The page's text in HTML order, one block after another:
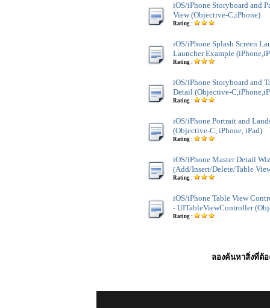
iOS/iPhone Storyboard and
View (Objective-C,iPhone)
Rating :
iOS/iPhone Splash Screen
Launcher Example
Rating :
iOS/iPhone Storyboard and
Detail (Objective-
Rating :
iOS/iPhone Portrait and
(Objective-C, iPhone, iPad)
Rating :
iOS/iPhone Master Detail
(Add/Insert/Delete/Table
Rating :
iOS/iPhone Table View
- UITableViewController
Rating :
ลองค้นหาสิ่งที่ต้อ